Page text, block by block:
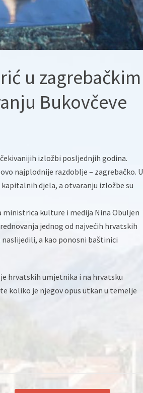
u zagrebačkim
Bukovčeve
izložbi posljednjih godina.
najplodnije razdoblje – zagrebačko. U
djela, a otvaranju izložbe su
ministrica kulture i medija Nina Obuljen
jednog od najvećih hrvatskih
a kao ponosni baštinici
hrvatskih umjetnika i na hrvatsku
koliko je njegov opus utkan u temelje